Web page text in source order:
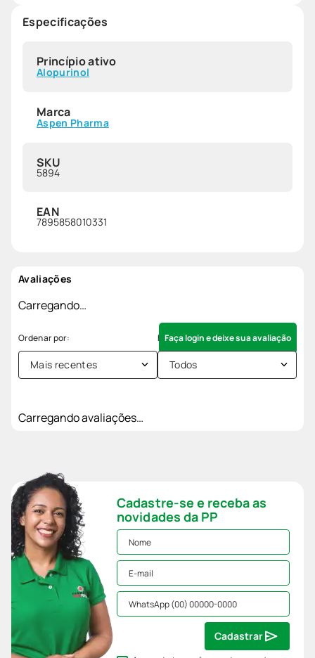
Especificações
Princípio ativo
Alopurinol
Marca
Aspen Pharma
SKU
5894
EAN
7895858010331
Avaliações
Carregando…
Faça login e deixe sua avaliação
Mais recentes Todos
Carregando avaliações…
Cadastre-se e receba as
novidades da PP
Cadastrar